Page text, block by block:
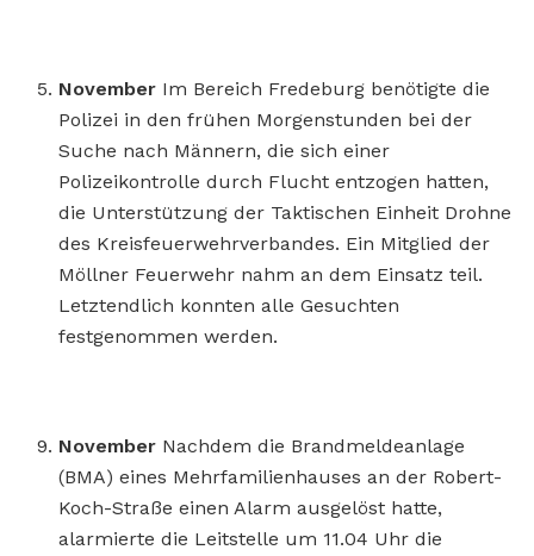
November Im Bereich Fredeburg benötigte die
Polizei in den frühen Morgenstunden bei der
Suche nach Männern, die sich einer
Polizeikontrolle durch Flucht entzogen hatten,
die Unterstützung der Taktischen Einheit Drohne
des Kreisfeuerwehrverbandes. Ein Mitglied der
Möllner Feuerwehr nahm an dem Einsatz teil.
Letztendlich konnten alle Gesuchten
festgenommen werden.
November Nachdem die Brandmeldeanlage
(BMA) eines Mehrfamilienhauses an der Robert-
Koch-Straße einen Alarm ausgelöst hatte,
alarmierte die Leitstelle um 11.04 Uhr die